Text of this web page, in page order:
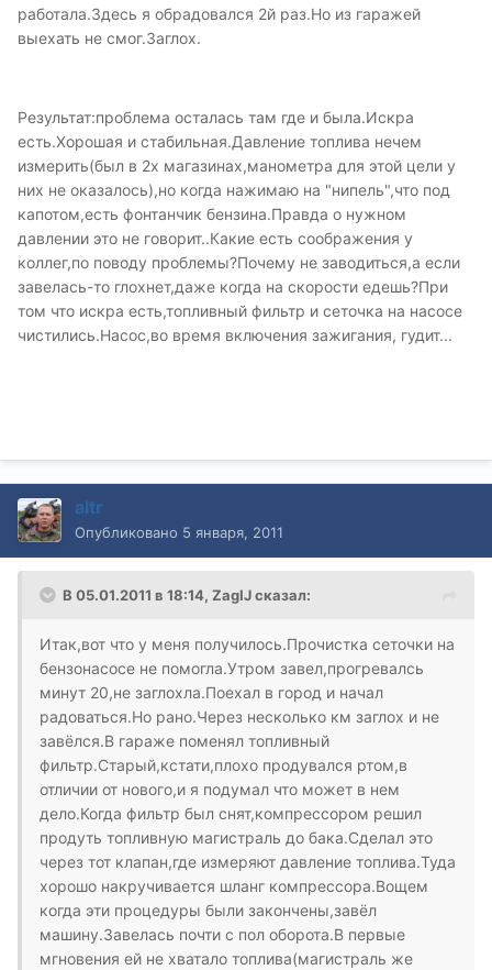
работала.Здесь я обрадовался 2й раз.Но из гаражей
выехать не смог.Заглох.
Результат:проблема осталась там где и была.Искра
есть.Хорошая и стабильная.Давление топлива нечем
измерить(был в 2х магазинах,манометра для этой цели у
них не оказалось),но когда нажимаю на "нипель",что под
капотом,есть фонтанчик бензина.Правда о нужном
давлении это не говорит..Какие есть соображения у
коллег,по поводу проблемы?Почему не заводиться,а если
завелась-то глохнет,даже когда на скорости едешь?При
том что искра есть,топливный фильтр и сеточка на насосе
чистились.Насос,во время включения зажигания, гудит...
altr
Опубликовано 5 января, 2011
В 05.01.2011 в 18:14, ZagIJ сказал:
Итак,вот что у меня получилось.Прочистка сеточки на
бензонасосе не помогла.Утром завел,прогревалсь
минут 20,не заглохла.Поехал в город и начал
радоваться.Но рано.Через несколько км заглох и не
завёлся.В гараже поменял топливный
фильтр.Старый,кстати,плохо продувался ртом,в
отличии от нового,и я подумал что может в нем
дело.Когда фильтр был снят,компрессором решил
продуть топливную магистраль до бака.Сделал это
через тот клапан,где измеряют давление топлива.Туда
хорошо накручивается шланг компрессора.Вощем
когда эти процедуры были закончены,завёл
машину.Завелась почти с пол оборота.В первые
мгновения ей не хватало топлива(магистраль же